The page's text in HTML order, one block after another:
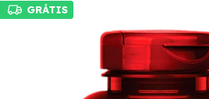
GRÁTIS